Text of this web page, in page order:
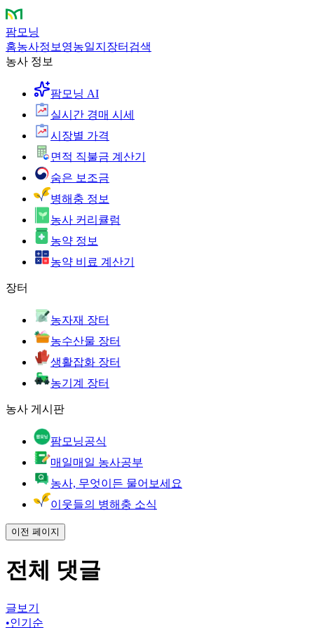
팜모닝
홈농사정보 영농일지 장터 검색
농사 정보
팜모닝 AI
실시간 경매 시세
시장별 가격
면적 직불금 계산기
숨은 보조금
병해충 정보
농사 커리큘럼
농약 정보
농약 비료 계산기
장터
농자재 장터
농수산물 장터
생활잡화 장터
농기계 장터
농사 게시판
팜모닝공식
매일매일 농사공부
농사, 무엇이든 물어보세요
이웃들의 병해충 소식
이전 페이지
전체 댓글
글보기
•인기순